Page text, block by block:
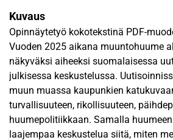
Kuvaus
Opinnäytetyö kokotekstinä PDF-
Vuoden 2025 aikana muuntohuume
näkyväksi aiheeksi suomalaisessa
julkisessa keskustelussa.
muun muassa kaupunkien
turvallisuuteen, rikollisuuteen,
huumepolitiikkaan. Samalla
laajempaa keskustelua siitä, miten